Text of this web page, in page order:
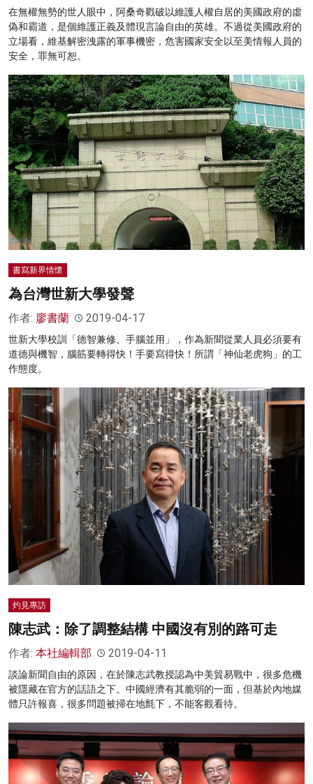
在無權無勢的世人眼中，阿桑奇戳破以維護人權自居的美國政府的虛
偽和霸道，是個維護正義及體現言論自由的英雄。不過從美國政府的
立場看，維基解密洩露的軍事機密，危害國家安全以至美情報人員的
安全，罪無可恕。
書寫新界情懷
為台灣世新大學發聲
作者: 廖書蘭 2019-04-17
世新大學校訓「德智兼修、手腦並用」，作為新聞從業人員必須要有
道德與機智，腦筋要轉得快！手要寫得快！所謂「神仙老虎狗」的工
作態度。
灼見專訪
陳志武：除了調整結構 中國沒有別的路可走
作者: 本社編輯部 2019-04-11
談論新聞自由的原因，在於陳志武教授認為中美貿易戰中，很多危機
被隱藏在官方的話語之下。中國經濟有其脆弱的一面，但基於內地媒
體只許報喜，很多問題被掃在地氈下，不能客觀看待。